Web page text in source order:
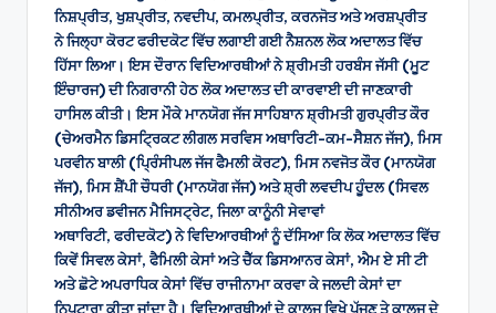
ਨਿਸ਼ਪ੍ਰੀਤ, ਖੁਸ਼ਪ੍ਰੀਤ, ਨਵਦੀਪ, ਕਮਲਪ੍ਰੀਤ, ਕਰਨਜੋਤ ਅਤੇ ਅਰਸ਼ਪ੍ਰੀਤ
ਨੇ ਜਿਲ੍ਹਾ ਕੋਰਟ ਫਰੀਦਕੋਟ ਵਿੱਚ ਲਗਾਈ ਗਈ ਨੈਸ਼ਨਲ ਲੋਕ ਅਦਾਲਤ ਵਿੱਚ
ਹਿੱਸਾ ਲਿਆ। ਇਸ ਦੌਰਾਨ ਵਿਦਿਆਰਥੀਆਂ ਨੇ ਸ਼੍ਰੀਮਤੀ ਹਰਬੰਸ ਜੱਸੀ (ਮੂਟ
ਇੰਚਾਰਜ) ਦੀ ਨਿਗਰਾਨੀ ਹੇਠ ਲੋਕ ਅਦਾਲਤ ਦੀ ਕਾਰਵਾਈ ਦੀ ਜਾਣਕਾਰੀ
ਹਾਸਿਲ ਕੀਤੀ। ਇਸ ਮੌਕੇ ਮਾਨਯੋਗ ਜੱਜ ਸਾਹਿਬਾਨ ਸ਼੍ਰੀਮਤੀ ਗੁਰਪ੍ਰੀਤ ਕੌਰ
(ਚੇਅਰਮੈਨ ਡਿਸਟ੍ਰਿਕਟ ਲੀਗਲ ਸਰਵਿਸ ਅਥਾਰਿਟੀ-ਕਮ-ਸੈਸ਼ਨ ਜੱਜ), ਮਿਸ
ਪਰਵੀਨ ਬਾਲੀ (ਪ੍ਰਿੰਸੀਪਲ ਜੱਜ ਫੈਮਲੀ ਕੋਰਟ), ਮਿਸ ਨਵਜੋਤ ਕੌਰ (ਮਾਨਯੋਗ
ਜੱਜ), ਮਿਸ ਸ਼ੈਂਪੀ ਚੌਧਰੀ (ਮਾਨਯੋਗ ਜੱਜ) ਅਤੇ ਸ਼੍ਰੀ ਲਵਦੀਪ ਹੂੰਦਲ (ਸਿਵਲ
ਸੀਨੀਅਰ ਡਵੀਜਨ ਮੈਜਿਸਟ੍ਰੇਟ, ਜਿਲਾ ਕਾਨੂੰਨੀ ਸੇਵਾਵਾਂ
ਅਥਾਰਿਟੀ, ਫਰੀਦਕੋਟ) ਨੇ ਵਿਦਿਆਰਥੀਆਂ ਨੂੰ ਦੱਸਿਆ ਕਿ ਲੋਕ ਅਦਾਲਤ ਵਿੱਚ
ਕਿਵੇਂ ਸਿਵਲ ਕੇਸਾਂ, ਫੈਮਿਲੀ ਕੇਸਾਂ ਅਤੇ ਚੈੱਕ ਡਿਸਆਨਰ ਕੇਸਾਂ, ਐਮ ਏ ਸੀ ਟੀ
ਅਤੇ ਛੋਟੇ ਅਪਰਾਧਿਕ ਕੇਸਾਂ ਵਿੱਚ ਰਾਜੀਨਾਮਾ ਕਰਵਾ ਕੇ ਜਲਦੀ ਕੇਸਾਂ ਦਾ
ਨਿਪਟਾਰਾ ਕੀਤਾ ਜਾਂਦਾ ਹੈ। ਵਿਦਿਆਰਥੀਆਂ ਦੇ ਕਾਲਜ ਵਿਖੇ ਪੁੱਜਣ ਤੇ ਕਾਲਜ ਦੇ